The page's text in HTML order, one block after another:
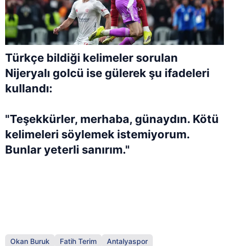
Türkçe bildiği kelimeler sorulan
Nijeryalı golcü ise gülerek şu ifadeleri
kullandı:
"Teşekkürler, merhaba, günaydın. Kötü
kelimeleri söylemek istemiyorum.
Bunlar yeterli sanırım."
Okan Buruk Fatih Terim
Antalyaspor